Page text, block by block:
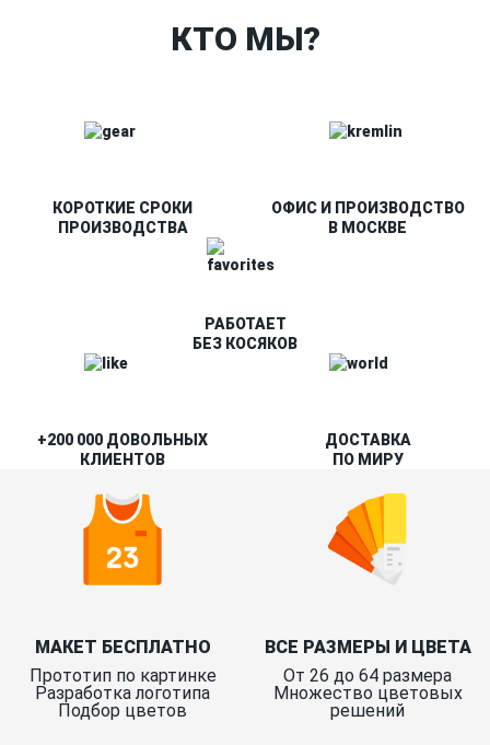
КТО МЫ?
КОРОТКИЕ СРОКИ
ПРОИЗВОДСТВА
ОФИС И ПРОИЗВОДСТВО
В МОСКВЕ
РАБОТАЕТ
БЕЗ КОСЯКОВ
+200 000 ДОВОЛЬНЫХ
КЛИЕНТОВ
ДОСТАВКА
ПО МИРУ
МАКЕТ БЕСПЛАТНО
Прототип по картинке
Разработка логотипа
Подбор цветов
ВСЕ РАЗМЕРЫ И ЦВЕТА
От 26 до 64 размера
Множество цветовых
решений